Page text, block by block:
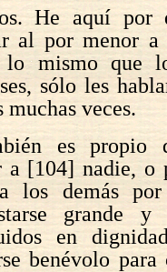
He aquí por
al por menor
lo mismo que
sólo les
muchas veces.
es propio
a [104] nadie, o
los demás
grande
en
benévolo